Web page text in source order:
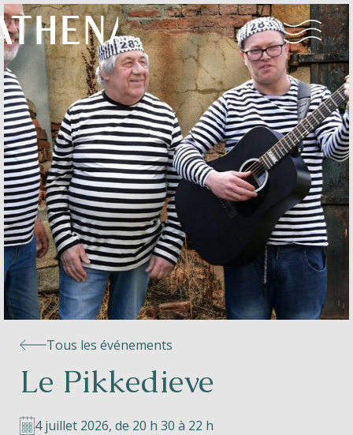
Naturisme
Communauté
Calendrier
Parcs
Le Perron
Helios
Tous les événements
Le Pikkedieve
4 juillet 2026, de 20 h 30 à 22 h